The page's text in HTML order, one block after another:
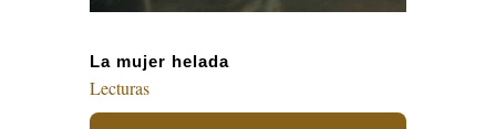
La mujer helada
Lecturas